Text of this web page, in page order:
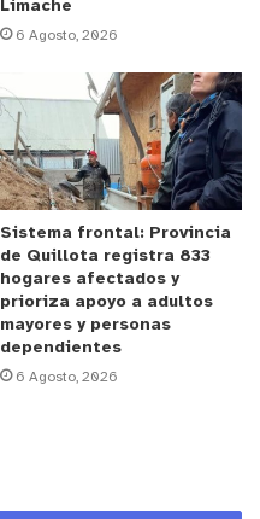
servicios públicos,
organizaciones de
misión asesorar,
regionales que
social y de
Limache
6 Agosto, 2026
Sistema frontal: Provincia
de Quillota registra 833
hogares afectados y
prioriza apoyo a adultos
mayores y personas
dependientes
6 Agosto, 2026